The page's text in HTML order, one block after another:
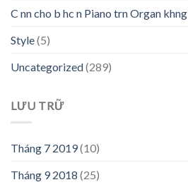
C nn cho b hc n Piano trn Organ khng
Style(5)
Uncategorized(289)
LƯU TRỮ
Tháng 7 2019(10)
Tháng 9 2018 (25)